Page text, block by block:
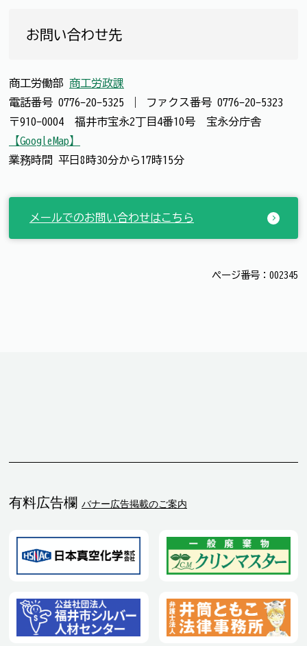
お問い合わせ先
商工労働部 商工労政課
電話番号 0776-20-5325 ファクス番号 0776-20-5323
〒910-0004 福井市宝永2丁目4番10号 宝永分庁舎
【GoogleMap】
業務時間 平日8時30分から17時15分
メールでのお問い合わせはこちら
ページ番号：002345
有料広告欄 バナー広告掲載のご案内